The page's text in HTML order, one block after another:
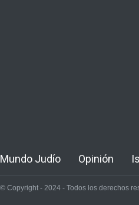
Mundo Judío Opinión
© Copyright - 2024 - Todos los derechos